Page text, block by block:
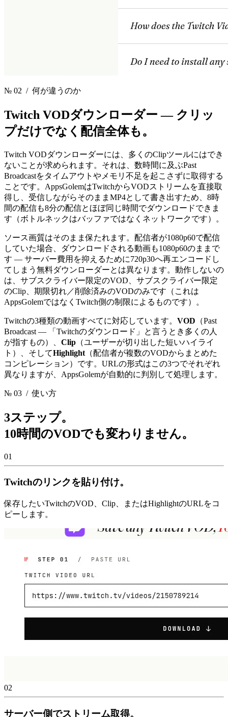
№ 02 / 何が違うのか
Twitch VODダウンローダー — クリッ
プだけでなく配信全体も。
Twitch VODダウンローダーには、多くのClipツールにはでき
ないことが求められます。それは、数時間に及ぶPast
Broadcastをタイムアウトやメモリ不足を起こさずに取得する
ことです。AppsGolemはTwitchからVODストリームを直接取
得し、受信しながらそのままMP4として書き出すため、8時
間の配信も8分の配信とほぼ同じ時間でダウンロードできま
す（ボトルネックはバッファではなくネットワークです）。
ソース画質はそのまま保たれます。配信者が1080p60で配信
していた場合、ダウンロードされる動画も1080p60のままで
す — サーバー費用を抑えるために720p30へ再エンコードし
てしまう無料ダウンローダーとは異なります。動作しないの
は、サブスクライバー限定のVOD、サブスクライバー限定
のClip、期限切れ／削除済みのVODのみです（これは
AppsGolemではなくTwitch側の制限によるものです）。
Twitchの3種類の動画すべてに対応しています。 VOD （Past
Broadcast — 「Twitchのダウンロード」と言うとき多くの人
が指すもの）、 Clip （ユーザーが切り出した短いハイライ
ト）、そしてHighlight （配信者が複数のVODからまとめた
コンピレーション）です。URLの形式はこの3つでそれぞれ
異なりますが、AppsGolemが自動的に判別して処理します。
№ 03 / 使い方
3ステップ。
10時間のVODでも変わりません。
01
Twitchのリンクを貼り付け。
保存したいTwitchのVOD、Clip、またはHighlightのURLをコ
ピーします。
02
サーバー側でストリーム取得。